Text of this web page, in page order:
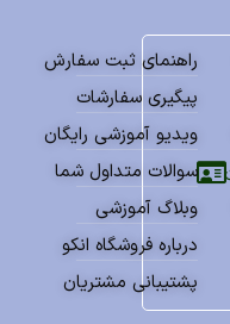
راهنمای ثبت سفارش
پیگیری سفارشات
ویدیو آموزشی رایگان
سوالات متداول شما
وبلاگ آموزشی
درباره فروشگاه انکو
پشتیبانی مشتریان